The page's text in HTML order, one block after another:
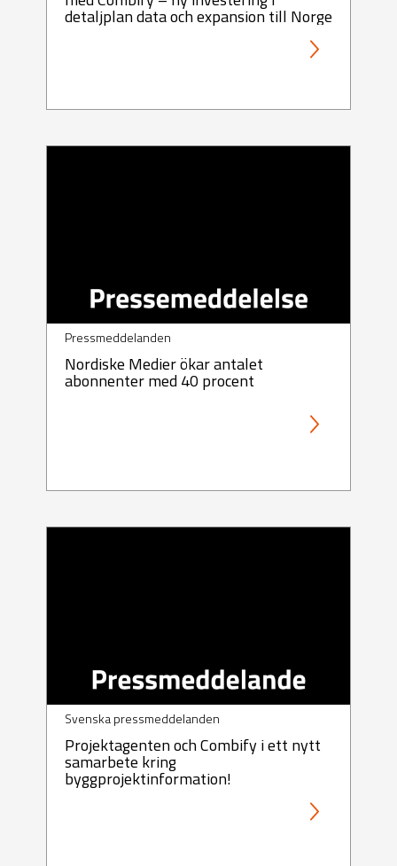
detaljplan data och expansion till Norge
Pressmeddelanden
Nordiske Medier ökar antalet
abonnenter med 40 procent
Svenska pressmeddelanden
Projektagenten och Combify i ett nytt
samarbete kring
byggprojektinformation!